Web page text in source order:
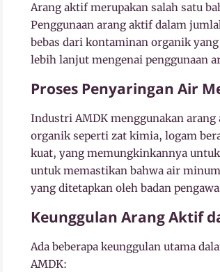
Arang aktif merupakan salah satu
Penggunaan arang aktif dalam
bebas dari kontaminan organik
lebih lanjut mengenai penggunaan
Proses Penyaringan Air
Industri AMDK menggunakan
organik seperti zat kimia, logam
kuat, yang memungkinkannya
untuk memastikan bahwa air
yang ditetapkan oleh badan
Keunggulan Arang Aktif
Ada beberapa keunggulan utama
AMDK: